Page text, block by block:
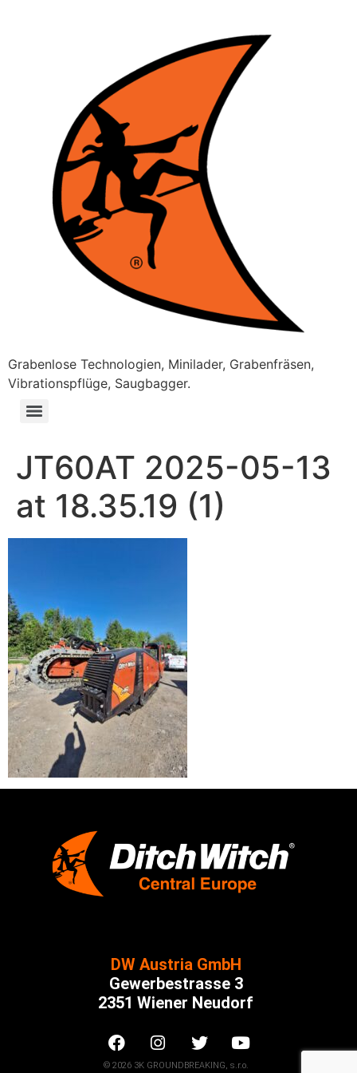
Grabenlose Technologien, Minilader, Grabenfräsen,
Vibrationspflüge, Saugbagger.
JT60AT 2025-05-13
at 18.35.19 (1)
DW Austria GmbH
Gewerbestrasse 3
2351 Wiener Neudorf
© 2026 3K GROUNDBREAKING, s.r.o.